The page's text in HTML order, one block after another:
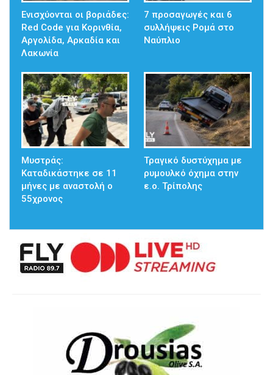
Ενισχύονται οι βοριάδες:
Red Code για Κορινθία,
Αργολίδα, Αρκαδία και
Λακωνία
7 προσαγωγές και 6
συλλήψεις Ρομά στο
Ναύπλιο
Μυστράς:
Καταδικάστηκε σε 11
μήνες με αναστολή ο
55χρονος
Τραγικό δυστύχημα με
ρυμουλκό όχημα στην
ε.ο. Τρίπολης